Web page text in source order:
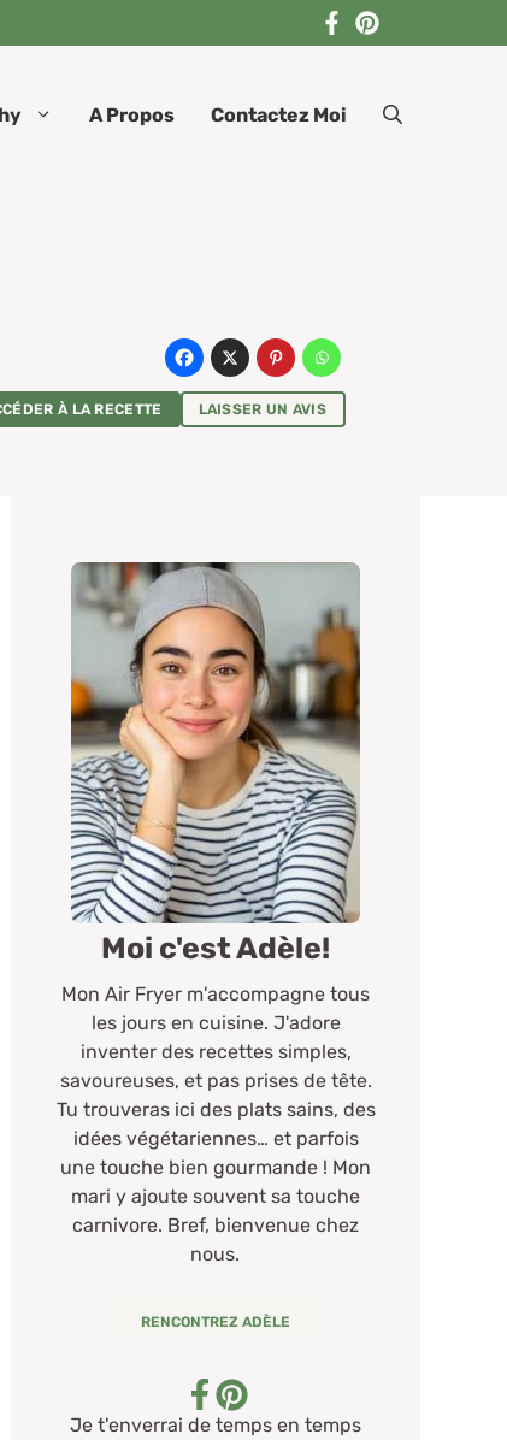
A Propos Contactez Moi
À LA RECETTE LAISSER UN AVIS
Moi c'est Adèle!
Mon Air Fryer m'accompagne tous
les jours en cuisine. J'adore
inventer des recettes simples,
savoureuses, et pas prises de tête.
Tu trouveras ici des plats sains, des
idées végétariennes… et parfois
une touche bien gourmande ! Mon
mari y ajoute souvent sa touche
carnivore. Bref, bienvenue chez
nous.
RENCONTREZ ADÈLE
Je t'enverrai de temps en temps